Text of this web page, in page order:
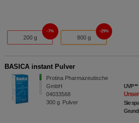
200 g
7%
800 g
29%
BASICA instant Pulver
Protina Pharmazeutische
GmbH
04033568
300 g Pulver
UVP**
Sie